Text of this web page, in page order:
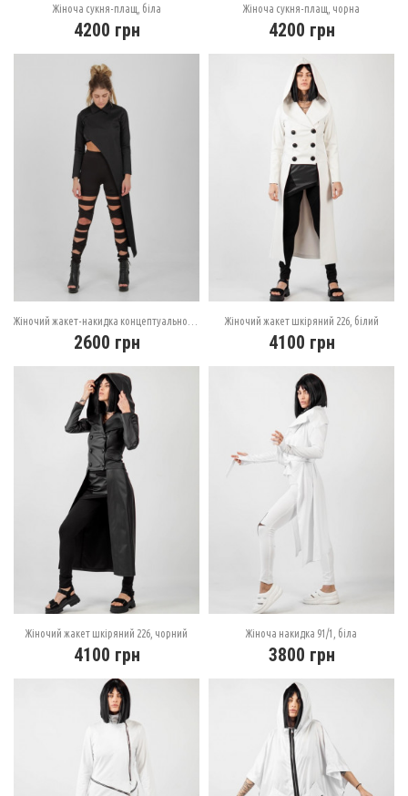
Жіноча сукня-плащ, біла
4200 грн
Жіноча сукня-плащ, чорна
4200 грн
2600 грн
Жіночий жакет шкіряний 226, білий
4100 грн
Жіночий жакет шкіряний 226, чорний
4100 грн
Жіноча накидка 91/1, біла
3800 грн